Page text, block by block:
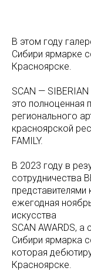
В этом году
Сибири ярмарке
Красноярске.
SCAN — SIBERIAN
это полноценная
регионального
красноярской
FAMILY.
В 2023 году в
сотрудничества
представителями
ежегодная
искусства
SCAN AWARDS,
Сибири ярмарка
которая
Красноярске.